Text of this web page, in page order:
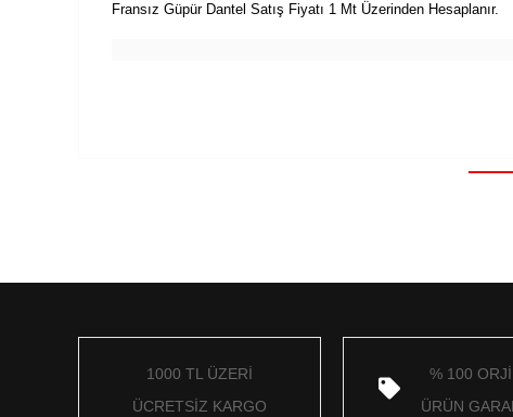
Fransız Güpür Dantel Satış Fiyatı 1 Mt Üzerinden Hesaplanır.
1000 TL ÜZERİ
ÜCRETSİZ KARGO
% 100
ÜRÜN